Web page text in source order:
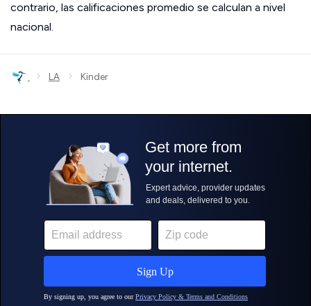
contrario, las calificaciones promedio se calculan a nivel
nacional.
› LA › Kinder